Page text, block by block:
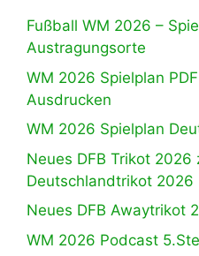
Fußball WM 2026 –
Austragungsorte
WM 2026 Spielplan
Ausdrucken
WM 2026 Spielplan
Neues DFB Trikot 2026
Deutschlandtrikot 2026
Neues DFB Awaytrikot
WM 2026 Podcast